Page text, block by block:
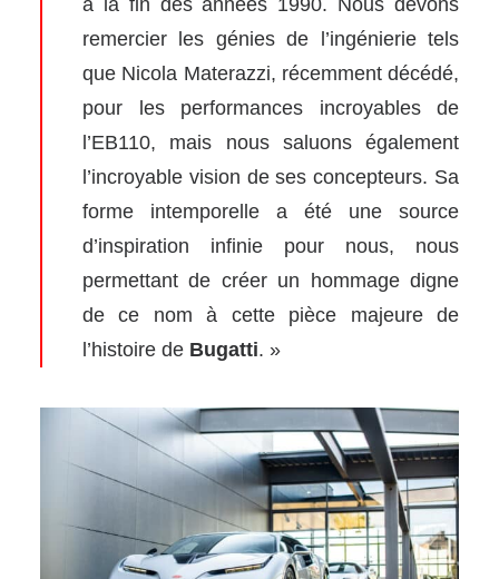
à la fin des années 1990. Nous devons
remercier les génies de l’ingénierie tels
que Nicola Materazzi, récemment décédé,
pour les performances incroyables de
l’EB110, mais nous saluons également
l’incroyable vision de ses concepteurs. Sa
forme intemporelle a été une source
d’inspiration infinie pour nous, nous
permettant de créer un hommage digne
de ce nom à cette pièce majeure de
l’histoire de Bugatti. »